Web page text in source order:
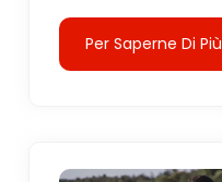
Per Saperne Di Più